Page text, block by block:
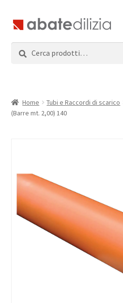
Vai
alla
navigazione
Vai
al
contenuto
Servizi
Accedi
Registrati
Home Tubi e Raccordi di scarico
(Barre mt. 2,00) 140